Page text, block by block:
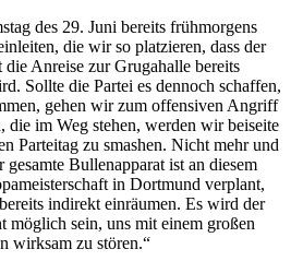
des 29. Juni bereits frühmorgens
die wir so platzieren, dass der
Anreise zur Grugahalle bereits
Sollte die Partei es dennoch schaffen,
gehen wir zum offensiven Angriff
die im Weg stehen, werden wir beiseite
Parteitag zu smashen. Nicht mehr und
Bullenapparat ist an diesem
in Dortmund verplant,
indirekt einräumen. Es wird der
möglich sein, uns mit einem großen
wirksam zu stören.“